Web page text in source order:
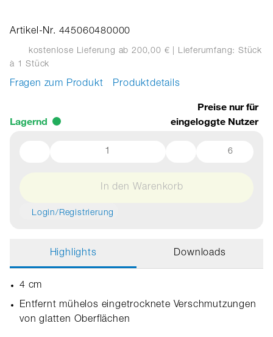
Artikel-Nr. 445060480000
kostenlose Lieferung ab 200,00 € | Lieferumfang: Stück
à 1 Stück
Fragen zum Produkt Produktdetails
Lagernd
Preise nur für
eingeloggte Nutzer
6
In den Warenkorb
Login/Registrierung
Highlights Downloads
4 cm
Entfernt mühelos eingetrocknete Verschmutzungen
von glatten Oberflächen